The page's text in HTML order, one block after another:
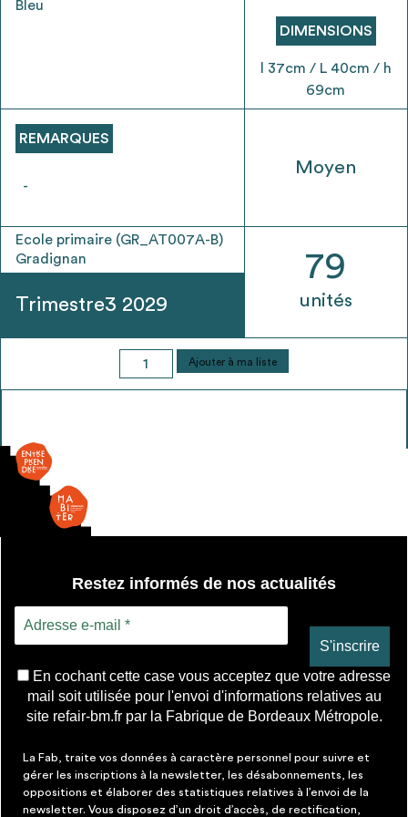
* Attention, l’ajout des matériaux à sa liste et son envoi ne
voirFAQ
Bleu
REMARQUES
-
Ecole primaire (GR_AT007A-B)
Gradignan
Trimestre3 2029
DIMENSIONS
l 37cm / L 40cm / h
69cm
Moyen
79
unités
quantité
de
Ajouter à ma liste
Restez informés de nos actualités
En cochant cette case vous acceptez que votre adresse
mail soit utilisée pour l'envoi d'informations relatives au
site refair-bm.fr par la Fabrique de Bordeaux Métropole.
La Fab, traite vos données à caractère personnel pour suivre et
gérer les inscriptions à la newsletter, les désabonnements, les
oppositions et élaborer des statistiques relatives à l’envoi de la
newsletter. Vous disposez d’un droit d’accès, de rectification,